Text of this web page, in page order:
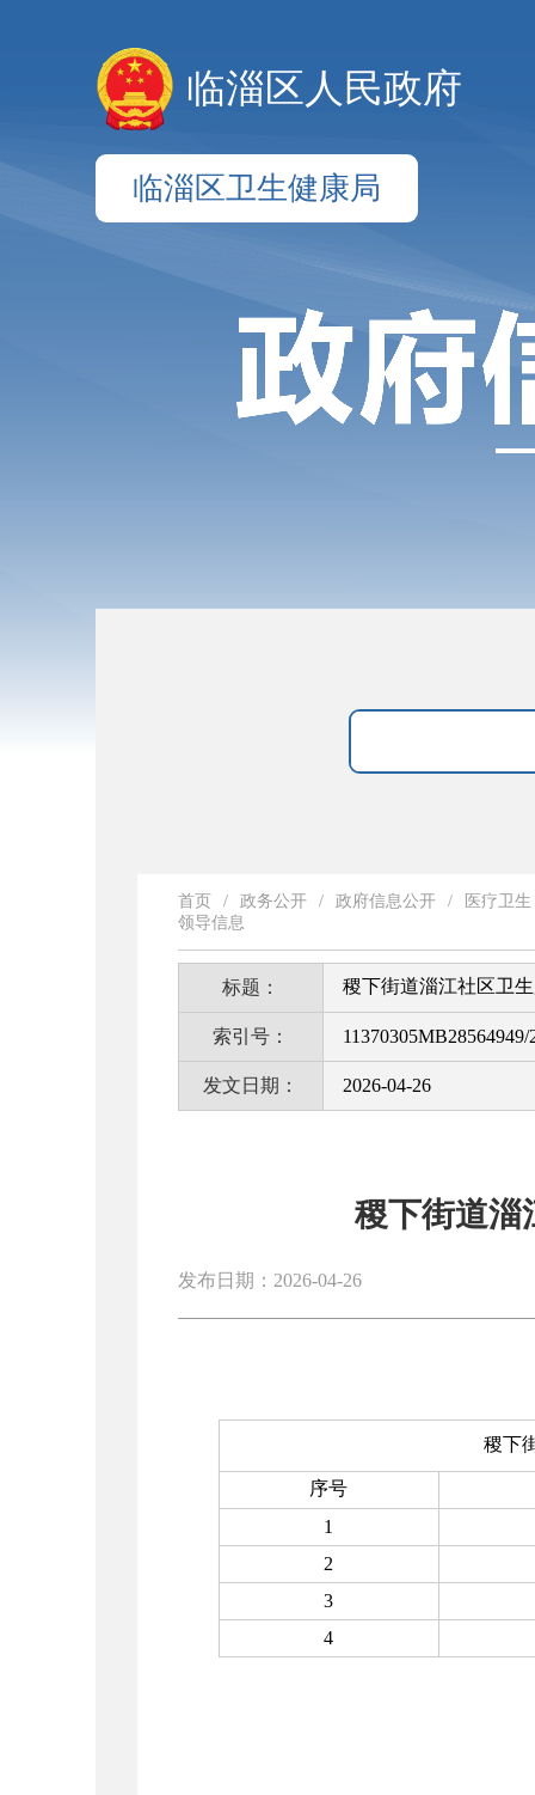
临淄区人民政府
临淄区卫生健康局
首页 / 政务公开 / 政府信息公开 /
医疗卫生
领导信息
标题： 稷下街道淄江社区卫
索引号： 11370305MB28564949/
发文日期： 2026-04-26
稷下街道淄
发布日期：2026-04-26
稷下
序号
1
2
3
4